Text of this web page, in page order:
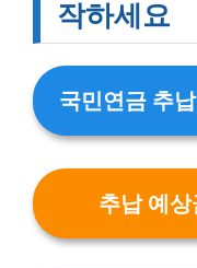
작하세요
국민연금 추
추납 예상